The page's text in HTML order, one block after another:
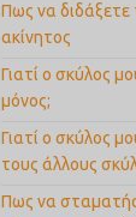
Πως να διδάξετε
ακίνητος
Γιατί ο σκύλος
μόνος;
Γιατί ο σκύλος
τους άλλους
Πως να